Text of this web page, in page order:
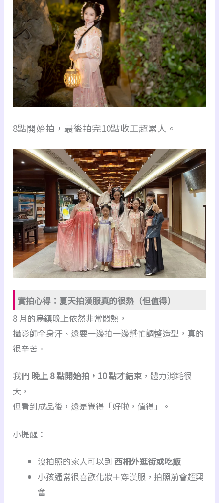
8點開始拍，最後拍完10點收工超累人。
實拍心得：夏天拍漢服真的很熱（但值得）
8 月的烏鎮晚上依然非常悶熱，
攝影師全身汗、還要一邊拍一邊幫忙調整造型，真的
很辛苦。
我們 晚上 8 點開始拍，10 點才結束 ，體力消耗很
大，
但看到成品後，還是覺得「好啦，值得」。
小提醒：
沒拍照的家人可以到西柵外逛街或吃飯
小孩通常很喜歡化妝＋穿漢服，拍照前會超興
奮